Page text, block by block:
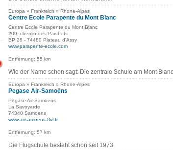
Europa » Frankreich » Rhone-Alpes
Centre Ecole Parapente du Mont Blanc
Centre Ecole Parapente du Mont Blanc
209, chemin des Parchets
BP 28 - 74480 Plateau d'Assy
www.parapente-ecole.com
Entfernung: 55 km
Wie der Name schon sagt: Die zentrale Schule am Mont
Europa » Frankreich » Rhone-Alpes
Pegase Air-Samoëns
Pegase Air-Samoëns
La Savoyarde
74340 Samoens
www.airsamoens.ffvl.fr
Entfernung: 57 km
Die Flugschule besteht schon seit 1973.